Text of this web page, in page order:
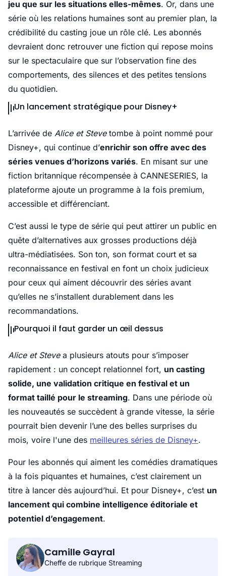
jeu que sur les situations elles-mêmes. Or, dans une
série où les relations humaines sont au premier plan, la
crédibilité du casting joue un rôle clé. Les abonnés
devraient donc retrouver une fiction qui repose moins
sur le spectaculaire que sur l’observation fine des
comportements, des silences et des petites tensions
du quotidien.
Un lancement stratégique pour Disney+
L’arrivée de Alice et Stevetombe à point nommé pour
Disney+, qui continue d’enrichir son offre avec des
séries venues d’horizons variés. En misant sur une
fiction britannique récompensée à CANNESERIES, la
plateforme ajoute un programme à la fois premium,
accessible et différenciant.
C’est aussi le type de série qui peut attirer un public en
quête d’alternatives aux grosses productions déjà
ultra-médiatisées. Son ton, son format court et sa
reconnaissance en festival en font un choix judicieux
pour ceux qui aiment découvrir des séries avant
qu’elles ne s’installent durablement dans les
recommandations.
Pourquoi il faut garder un œil dessus
Alice et Stevea plusieurs atouts pour s’imposer
rapidement : un concept relationnel fort, un casting
solide, une validation critique en festival et un
format taillé pour le streaming. Dans une période où
les nouveautés se succèdent à grande vitesse, la série
pourrait bien devenir l’une des belles surprises du
mois, voire l'une des meilleures séries de Disney+.
Pour les abonnés qui aiment les comédies dramatiques
à la fois piquantes et humaines, c’est clairement un
titre à lancer dès aujourd’hui. Et pour Disney+, c’est un
lancement qui combine intelligence éditoriale et
potentiel d’engagement.
Camille Gayral
Cheffe de rubrique Streaming